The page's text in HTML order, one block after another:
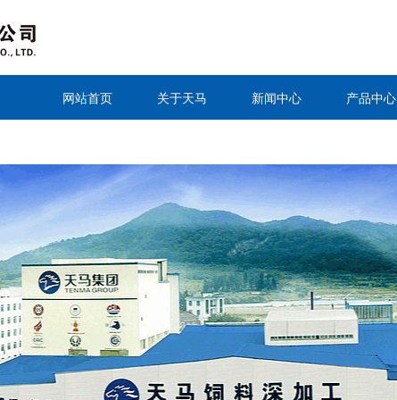
网站首页 关于天马 新闻中心 产品中心